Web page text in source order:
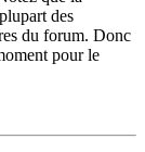
des
du forum. Donc
pour le